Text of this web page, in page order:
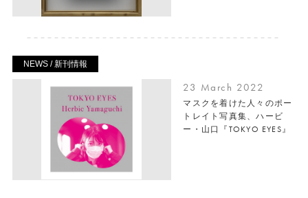
NEWS / 新刊情報
23 March 2022
マスクを着けた人々のポー
トレイト写真集、ハービ
ー・山口『TOKYO EYES』